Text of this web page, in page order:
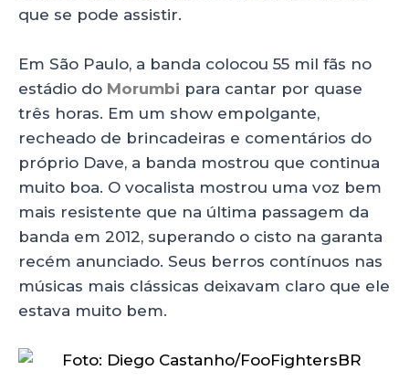
que se pode assistir.
Em São Paulo, a banda colocou 55 mil fãs no
estádio do Morumbi para cantar por quase
três horas. Em um show empolgante,
recheado de brincadeiras e comentários do
próprio Dave, a banda mostrou que continua
muito boa. O vocalista mostrou uma voz bem
mais resistente que na última passagem da
banda em 2012, superando o cisto na garanta
recém anunciado. Seus berros contínuos nas
músicas mais clássicas deixavam claro que ele
estava muito bem.